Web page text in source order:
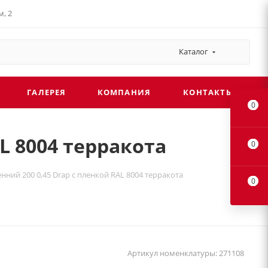
2
Каталог
ГАЛЕРЕЯ КОМПАНИЯ КОНТАКТЫ
8004 терракота
200 0,45 Drap с пленкой RAL 8004 терракота
Артикул номенклатуры:271108
0
0
0